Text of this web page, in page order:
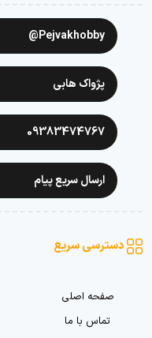
Pejvakhobby@
پژواک هابی
09383474767
ارسال سریع پیام
دسترسی سریع
صفحه اصلی
تماس با ما